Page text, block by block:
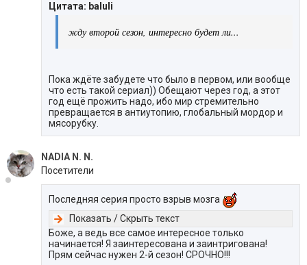
Цитата: baluli
жду второй сезон, интересно будет ли...
Пока ждёте забудете что было в первом, или вообще
что есть такой сериал)) Обещают через год, а этот
год ещё прожить надо, ибо мир стремительно
превращается в антиутопию, глобальный мордор и
мясорубку.
NADIA N. N.
Посетители
Последняя серия просто взрыв мозга
Показать / Скрыть текст
Боже, а ведь все самое интересное только
начинается! Я заинтересована и заинтригована!
Прям сейчас нужен 2-й сезон! СРОЧНО!!!